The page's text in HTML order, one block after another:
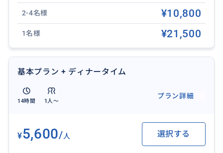
ジャングルの中に現れる大迫力の巨滝。轟音と水しぶ
きの中で、大自然のエネルギーを体感できる癒やしス
ポットです。
【バトゥアン寺院】
1000年の歴史を誇る伝統建築の傑作。精巧な石彫細工
と黒い屋根が織りなす、荘厳でフォトジェニックな聖
※その他観光地も相談可（追加料金あり）
お客様のホテルへ往復送迎。
お迎えホテルとお送りホテルは違ってもOK！また空港
2-4名様 ¥10,800
1名様 ¥21,500
基本プラン + ディナータイム
14時間 1人〜
プラン詳細
¥5,600/人 選択する